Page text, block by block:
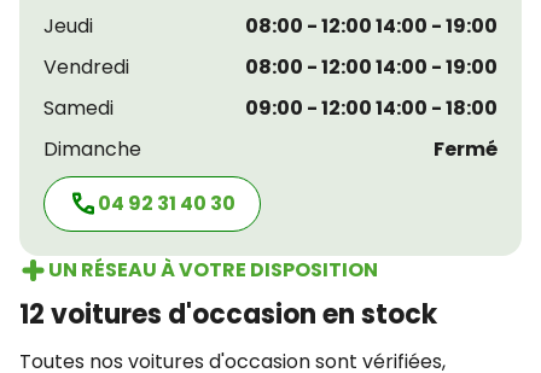
Jeudi
08:00 - 12:00 14:00 - 19:00
Vendredi
08:00 - 12:00 14:00 - 19:00
Samedi
09:00 - 12:00 14:00 - 18:00
Dimanche
Fermé
04 92 31 40 30
UN RÉSEAU À VOTRE DISPOSITION
12 voitures d'occasion en stock
Toutes nos voitures d'occasion sont vérifiées,